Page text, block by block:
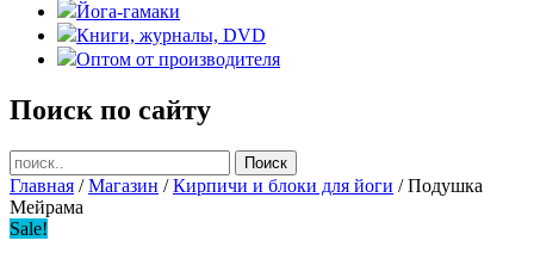
Йога-гамаки
Книги, журналы, DVD
Оптом от производителя
Поиск по сайту
Главная /Магазин /Кирпичи и блоки для йоги / Подушка
Мейрама
Sale!